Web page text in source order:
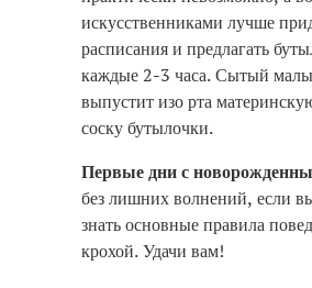
искусственниками лучше
расписания и предлагать
каждые 2-3 часа. Сытый
выпустит изо рта
соску бутылочки.
Первые дни с
без лишних волнений, если
знать основные правила
крохой. Удачи вам!